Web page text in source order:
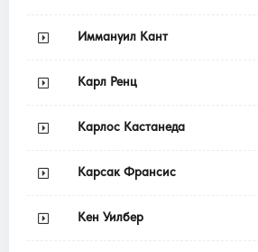
Иммануил Кант
Карл Ренц
Карлос Кастанеда
Карсак Франсис
Кен Уилбер